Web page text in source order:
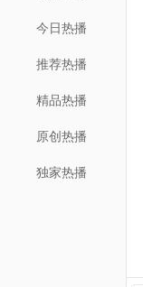
今日热播
推荐热播
精品热播
原创热播
独家热播